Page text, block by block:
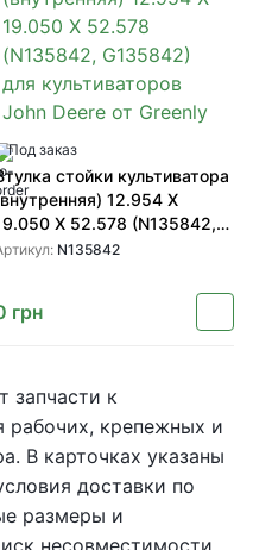
Под заказ
стойки культиватора
12.954 X
X 52.578 (N135842,
для культиваторов
N135842
грн
запчасти к
рабочих, крепежных и
В карточках указаны
доставки по
размеры и
несовместимости,